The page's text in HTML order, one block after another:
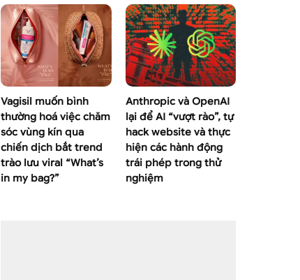
Vagisil muốn bình
thường hoá việc chăm
sóc vùng kín qua
chiến dịch bắt trend
trào lưu viral “What’s
in my bag?”
Anthropic và OpenAI
lại để AI “vượt rào”, tự
hack website và thực
hiện các hành động
trái phép trong thử
nghiệm